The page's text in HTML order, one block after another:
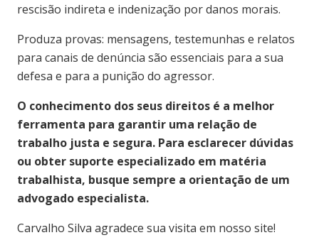
rescisão indireta e indenização por danos morais.
Produza provas: mensagens, testemunhas e relatos
para canais de denúncia são essenciais para a sua
defesa e para a punição do agressor.
O conhecimento dos seus direitos é a melhor
ferramenta para garantir uma relação de
trabalho justa e segura. Para esclarecer dúvidas
ou obter suporte especializado em matéria
trabalhista, busque sempre a orientação de um
advogado especialista.
Carvalho Silva agradece sua visita em nosso site!